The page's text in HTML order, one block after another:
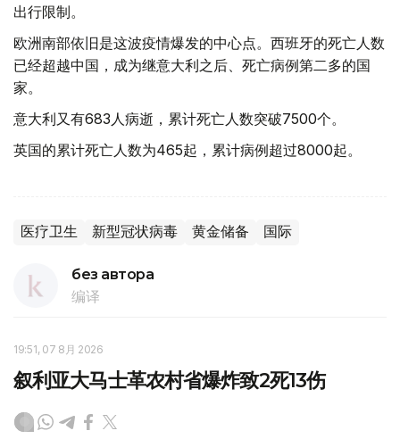
出行限制。
欧洲南部依旧是这波疫情爆发的中心点。西班牙的死亡人数
已经超越中国，成为继意大利之后、死亡病例第二多的国
家。
意大利又有683人病逝，累计死亡人数突破7500个。
英国的累计死亡人数为465起，累计病例超过8000起。
医疗卫生 新型冠状病毒 黄金储备 国际
без автора
编译
19:51, 07 8月 2026
叙利亚大马士革农村省爆炸致2死13伤